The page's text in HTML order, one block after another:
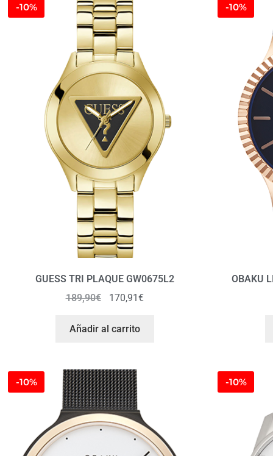
-10%
GUESS TRI PLAQUE GW0675L2
189,90€ 170,91€
Añadir al carrito
-10%
OBAKU
-10% -10%